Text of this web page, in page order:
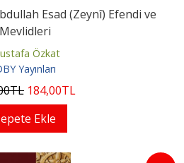
Esad (Zeynî) Efendi ve
Mevlidleri
Özkat
Yayınları
TL 184,00TL
Ekle